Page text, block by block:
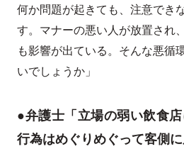
何か問題が起きても、注意でき
す。マナーの悪い人が放置され
も影響が出ている。そんな悪循
いでしょうか」
●弁護士「立場の弱い飲食
行為はめぐりめぐって客側に